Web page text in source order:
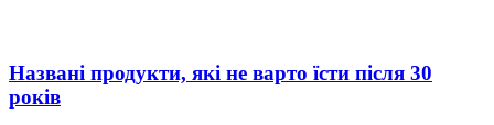
Названі продукти, які не варто їсти після 30
років